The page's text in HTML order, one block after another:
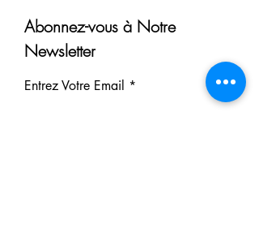
Abonnez-vous à Notre
Newsletter
Entrez Votre Email